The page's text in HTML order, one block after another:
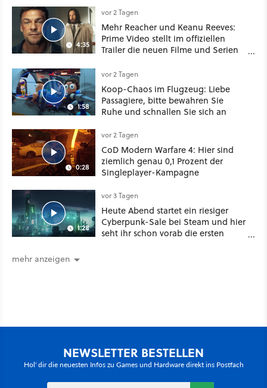
4:35
vor 2 Tagen
Mehr Reacher und Keanu Reeves:
Prime Video stellt im offiziellen
Trailer die neuen Filme und Serien
1:58
vor 2 Tagen
Koop-Chaos im Flugzeug: Liebe
Passagiere, bitte bewahren Sie
Ruhe und schnallen Sie sich an
0:28
vor 2 Tagen
CoD Modern Warfare 4: Hier sind
ziemlich genau 0,1 Prozent der
Singleplayer-Kampagne
1:28
vor 3 Tagen
Heute Abend startet ein riesiger
Cyberpunk-Sale bei Steam und hier
seht ihr schon vorab die ersten
mehr anzeigen
NEWSLETTER BESTELLEN
Hol' dir die neuesten Infos zu Games und Hardware direkt ins Postfach